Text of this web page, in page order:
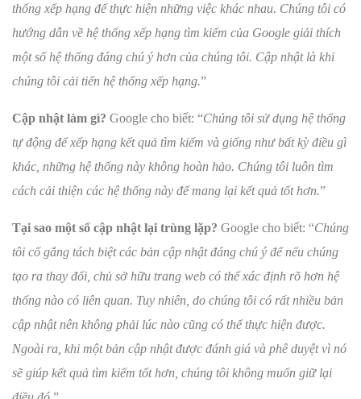
thống xếp hạng để thực hiện những việc khác nhau. Chúng tôi có
hướng dẫn về hệ thống xếp hạng tìm kiếm của Google giải thích
một số hệ thống đáng chú ý hơn của chúng tôi. Cập nhật là khi
chúng tôi cải tiến hệ thống xếp hạng.”
Cập nhật làm gì? Google cho biết: “Chúng tôi sử dụng hệ thống
tự động để xếp hạng kết quả tìm kiếm và giống như bất kỳ điều gì
khác, những hệ thống này không hoàn hảo. Chúng tôi luôn tìm
cách cải thiện các hệ thống này để mang lại kết quả tốt hơn.”
Tại sao một số cập nhật lại trùng lặp? Google cho biết: “Chúng
tôi cố gắng tách biệt các bản cập nhật đáng chú ý để nếu chúng
tạo ra thay đổi, chủ sở hữu trang web có thể xác định rõ hơn hệ
thống nào có liên quan. Tuy nhiên, do chúng tôi có rất nhiều bản
cập nhật nên không phải lúc nào cũng có thể thực hiện được.
Ngoài ra, khi một bản cập nhật được đánh giá và phê duyệt vì nó
sẽ giúp kết quả tìm kiếm tốt hơn, chúng tôi không muốn giữ lại